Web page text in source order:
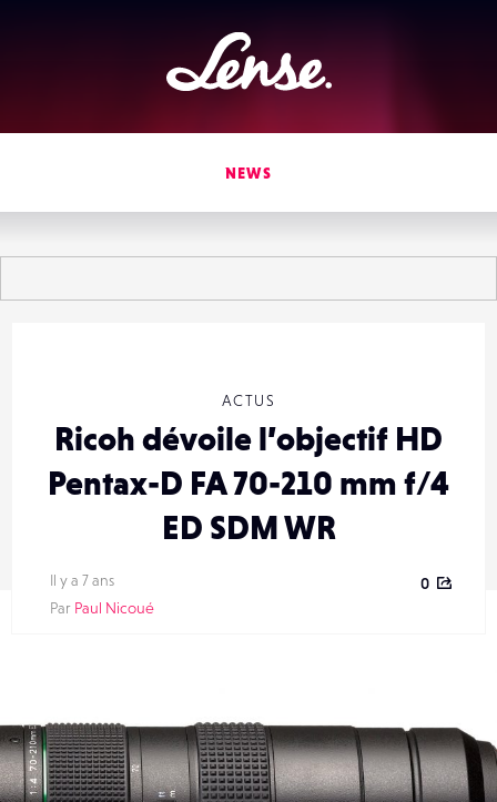
Lense
NEWS
ACTUS
Ricoh dévoile l’objectif HD
Pentax-D FA 70-210 mm f/4
ED SDM WR
Il y a 7 ans
Par Paul Nicoué
0